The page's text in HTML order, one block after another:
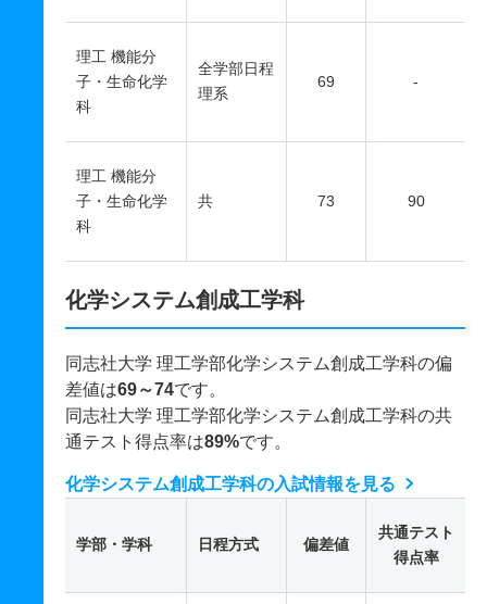
理工 機能分
子・生命化学
科
全学部日程
理系
69 -
理工 機能分
子・生命化学
科
共 73 90
化学システム創成工学科
同志社大学 理工学部化学システム創成工学科の偏
差値は69～74です。
同志社大学 理工学部化学システム創成工学科の共
通テスト得点率は89%です。
化学システム創成工学科の入試情報を見る
学部・学科 日程方式 偏差値
共通テスト
得点率